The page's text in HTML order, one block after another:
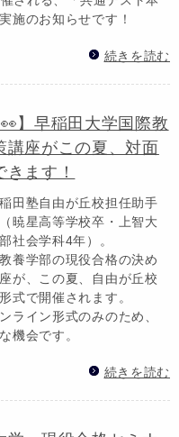
施のお知らせです！
続きを読む
👀】早稲田大学国際教
講座がこの夏、対面
ます！
田塾自由が丘校担任助手
暁星高等学校卒・上智大
社会学科4年）。
養学部の現役合格の決め
が、この夏、自由が丘校
式で開催されます。
ライン形式のみのため、
機会です。
続きを読む